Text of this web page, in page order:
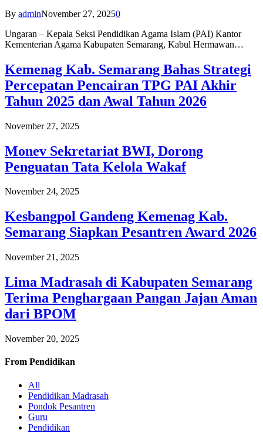
By adminNovember 27, 20250
Ungaran – Kepala Seksi Pendidikan Agama Islam (PAI) Kantor
Kementerian Agama Kabupaten Semarang, Kabul Hermawan…
Kemenag Kab. Semarang Bahas Strategi
Percepatan Pencairan TPG PAI Akhir
Tahun 2025 dan Awal Tahun 2026
November 27, 2025
Monev Sekretariat BWI, Dorong
Penguatan Tata Kelola Wakaf
November 24, 2025
Kesbangpol Gandeng Kemenag Kab.
Semarang Siapkan Pesantren Award 2026
November 21, 2025
Lima Madrasah di Kabupaten Semarang
Terima Penghargaan Pangan Jajan Aman
dari BPOM
November 20, 2025
From Pendidikan
All
Pendidikan Madrasah
Pondok Pesantren
Guru
Pendidikan